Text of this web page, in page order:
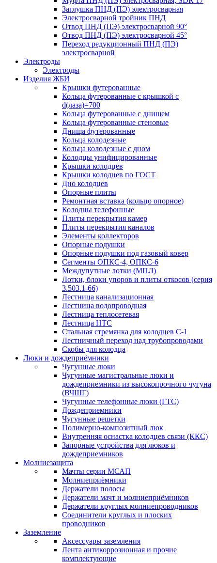
Заглушка ПНД (ПЭ) электросварная
Электросварной тройник ПНД
Отвод ПНД (ПЭ) электросварной 90°
Отвод ПНД (ПЭ) электросварной 45°
Переход редукционный ПНД (ПЭ)
электросварной
Электроды
Электроды
Изделия ЖБИ
Крышки футерованные
Кольца футерованные с крышкой с
d(лаза)=700
Кольца футерованные с днищем
Кольца футерованные стеновые
Днища футерованные
Кольца колодезные
Кольца колодезные с дном
Колодцы унифицированные
Крышки колодцев
Крышки колодцев по ГОСТ
Дно колодцев
Опорные плиты
Ремонтная вставка (кольцо опорное)
Колодцы телефонные
Плиты перекрытия камер
Плиты перекрытия каналов
Элементы коллекторов
Опорные подушки
Опорные подушки под газовый ковер
Сегменты ОПКС-4, ОПКС-6
Междупутные лотки (МПЛ)
Лотки, блоки упоров и плиты откосов (серия
3.503.1-66)
Лестница канализационная
Лестница водопроводная
Лестница теплосетевая
Лестница НТС
Стальная стремянка для колодцев С-1
Лестничный переход над трубопроводами
Скобы для колодца
Люки и дождеприёмники
Чугунные люки
Чугунные магистральные люки и
дождеприемники из высокопрочного чугуна
(ВЧШГ)
Чугунные телефонные люки (ГТС)
Дождеприемники
Чугунные решетки
Полимерно-композитный люк
Внутренняя оснастка колодцев связи (ККС)
Запорные устройства для люков и
дождеприемников
Молниезащита
Мачты серии МСАП
Молниеприёмники
Держатели полосы
Держатели мачт и молниеприёмников
Держатели круглых молниепроводников
Cоединители круглых и плоских
проводников
Заземление
Аксессуары заземления
Лента антикоррозионная и прочие
комплектующие